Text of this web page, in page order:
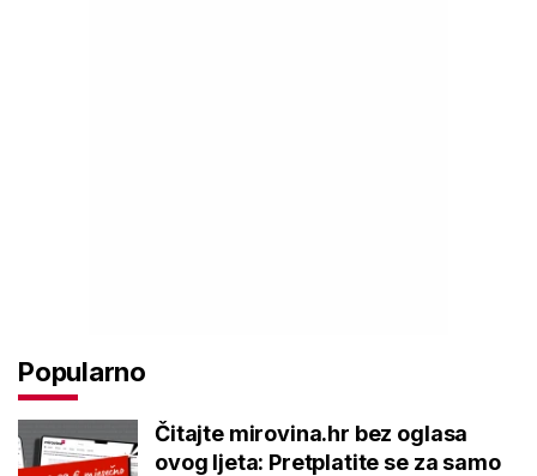
Popularno
Čitajte mirovina.hr bez oglasa
ovog ljeta: Pretplatite se za samo